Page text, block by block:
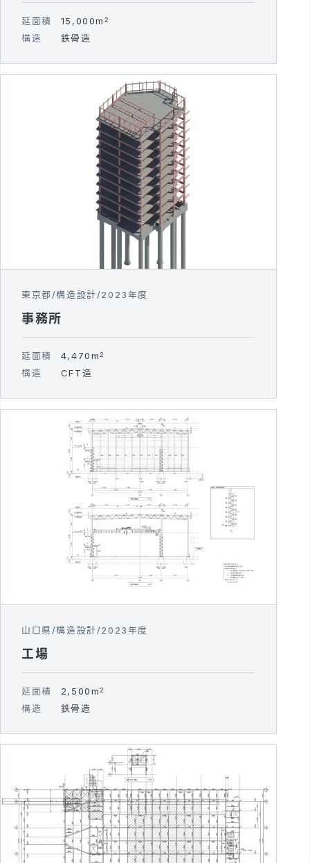
延面積 15,000m 2
構造 鉄骨造
東京都 構造設計 2023年度
事務所
延面積 4,470m2
構造 CFT造
山口県 構造設計 2023年度
工場
延面積 2,500m2
構造 鉄骨造